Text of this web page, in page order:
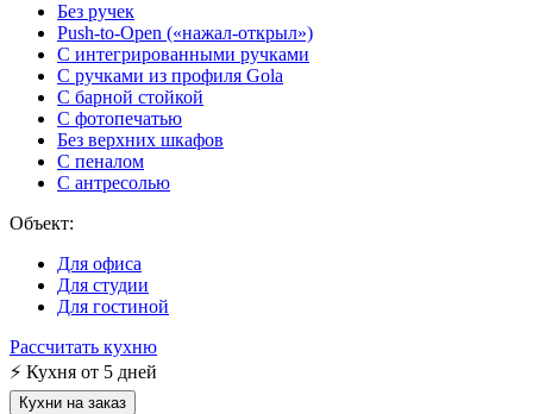
Без ручек
Push-to-Open («нажал-открыл»)
С интегрированными ручками
С ручками из профиля Gola
С барной стойкой
С фотопечатью
Без верхних шкафов
С пеналом
С антресолью
Объект:
Для офиса
Для студии
Для гостиной
Рассчитать кухню
⚡ Кухня от 5 дней
Кухни на заказ